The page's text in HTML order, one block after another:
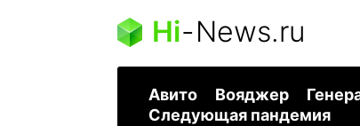
Hi-News.ru
Авито Вояджер
Следующая пандемия